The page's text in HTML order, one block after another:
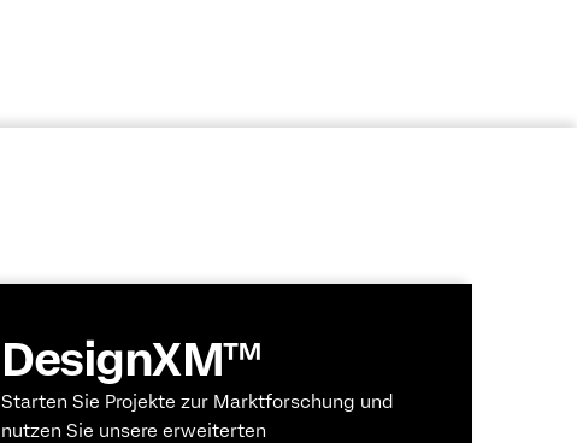
DesignXM™
Starten Sie Projekte zur Marktforschung und
nutzen Sie unsere erweiterten